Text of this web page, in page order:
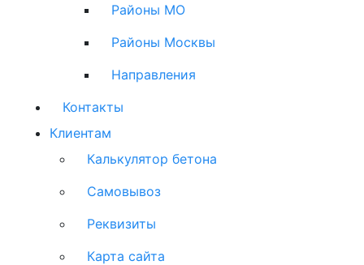
Районы МО
Районы Москвы
Направления
Контакты
Клиентам
Калькулятор бетона
Самовывоз
Реквизиты
Карта сайта